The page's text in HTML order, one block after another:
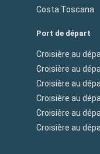
Costa Toscana
Port de départ
Croisière au
Croisière au
Croisière au
Croisière au
Croisière au
Croisière au